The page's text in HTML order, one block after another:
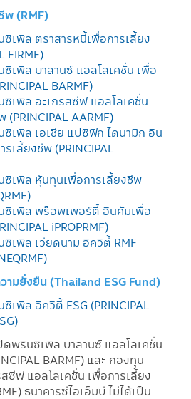
พ (RMF)
เพิล ตราสารหนี้เพื่อการเลี้ยง
FIRMF)
เพิล บาลานซ์ แอลโลเคชั่น เพื่อ
BARMF)
เพิล อะเกรสซีฟ แอลโลเคชั่น
(PRINCIPAL AARMF)
เพิล เอเชีย แปซิฟิก ไดนามิก อิน
เลี้ยงชีพ (PRINCIPAL
เพิล หุ้นทุนเพื่อการเลี้ยงชีพ
ซิเพิล พร็อพเพอร์ตี้ อินคัมเพื่อ
iPROPRMF)
เพิล เวียดนาม อิควิตี้ RMF
ามยั่งยืน (Thailand ESG Fund)
เพิล อิควิตี้ ESG (PRINCIPAL
พรินซิเพิล บาลานซ์ แอลโลเคชั่น
BARMF) และ กองทุน
ซีฟ แอลโลเคชั่น เพื่อการเลี้ยง
ธนาคารซีไอเอ็มบี ไม่ได้เป็น